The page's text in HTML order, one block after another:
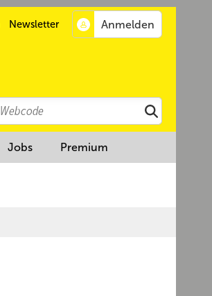
Newsletter
Jobs Premium